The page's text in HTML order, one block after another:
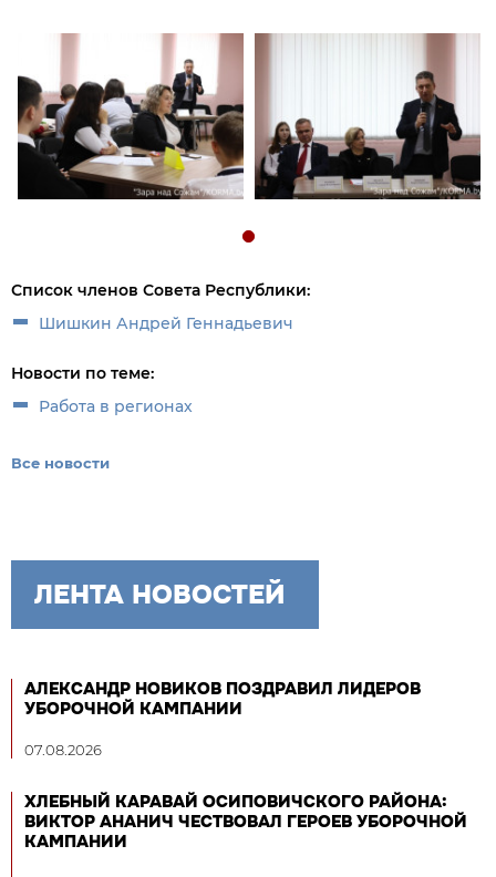
Список членов Совета Республики:
Шишкин Андрей Геннадьевич
Новости по теме:
Работа в регионах
Все новости
ЛЕНТА НОВОСТЕЙ
АЛЕКСАНДР НОВИКОВ ПОЗДРАВИЛ ЛИДЕРОВ
УБОРОЧНОЙ КАМПАНИИ
07.08.2026
ХЛЕБНЫЙ КАРАВАЙ ОСИПОВИЧСКОГО РАЙОНА:
ВИКТОР АНАНИЧ ЧЕСТВОВАЛ ГЕРОЕВ УБОРОЧНОЙ
КАМПАНИИ